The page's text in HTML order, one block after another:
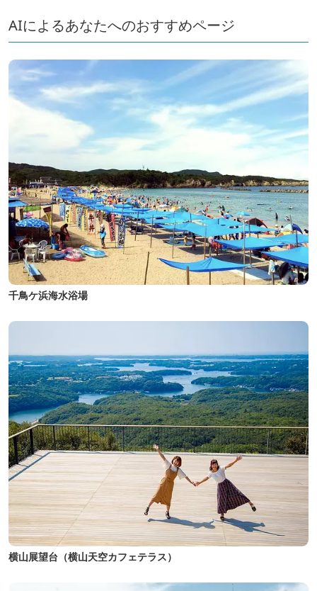
AIによるあなたへのおすすめページ
千鳥ケ浜海水浴場
横山展望台（横山天空カフェテラス）